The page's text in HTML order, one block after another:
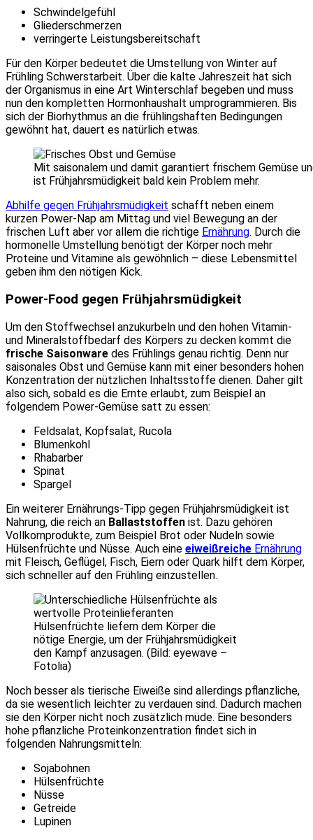
Schwindelgefühl
Gliederschmerzen
verringerte Leistungsbereitschaft
Für den Körper bedeutet die Umstellung von Winter auf
Frühling Schwerstarbeit. Über die kalte Jahreszeit hat sich
der Organismus in eine Art Winterschlaf begeben und muss
nun den kompletten Hormonhaushalt umprogrammieren. Bis
sich der Biorhythmus an die frühlingshaften Bedingungen
gewöhnt hat, dauert es natürlich etwas.
Mit saisonalem und damit garantiert frischem Gemüse
ist Frühjahrsmüdigkeit bald kein Problem mehr.
Abhilfe gegen Frühjahrsmüdigkeit schafft neben einem
kurzen Power-Nap am Mittag und viel Bewegung an der
frischen Luft aber vor allem die richtige Ernährung. Durch die
hormonelle Umstellung benötigt der Körper noch mehr
Proteine und Vitamine als gewöhnlich – diese Lebensmittel
geben ihm den nötigen Kick.
Power-Food gegen Frühjahrsmüdigkeit
Um den Stoffwechsel anzukurbeln und den hohen Vitamin-
und Mineralstoffbedarf des Körpers zu decken kommt die
frische Saisonware des Frühlings genau richtig. Denn nur
saisonales Obst und Gemüse kann mit einer besonders hohen
Konzentration der nützlichen Inhaltsstoffe dienen. Daher gilt
also sich, sobald es die Ernte erlaubt, zum Beispiel an
folgendem Power-Gemüse satt zu essen:
Feldsalat, Kopfsalat, Rucola
Blumenkohl
Rhabarber
Spinat
Spargel
Ein weiterer Ernährungs-Tipp gegen Frühjahrsmüdigkeit ist
Nahrung, die reich an Ballaststoffen ist. Dazu gehören
Vollkornprodukte, zum Beispiel Brot oder Nudeln sowie
Hülsenfrüchte und Nüsse. Auch eine eiweißreiche Ernährung
mit Fleisch, Geflügel, Fisch, Eiern oder Quark hilft dem Körper,
sich schneller auf den Frühling einzustellen.
Hülsenfrüchte liefern dem Körper die
nötige Energie, um der Frühjahrsmüdigkeit
den Kampf anzusagen. (Bild: eyewave –
Fotolia)
Noch besser als tierische Eiweiße sind allerdings pflanzliche,
da sie wesentlich leichter zu verdauen sind. Dadurch machen
sie den Körper nicht noch zusätzlich müde. Eine besonders
hohe pflanzliche Proteinkonzentration findet sich in
folgenden Nahrungsmitteln:
Sojabohnen
Hülsenfrüchte
Nüsse
Getreide
Lupinen